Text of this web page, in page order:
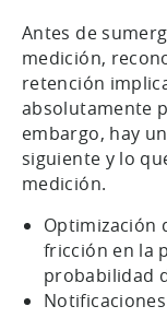
Antes de
medición,
retención
absolutamente
embargo, hay
siguiente y lo
medición.
Optimización
fricción en la
probabilidad